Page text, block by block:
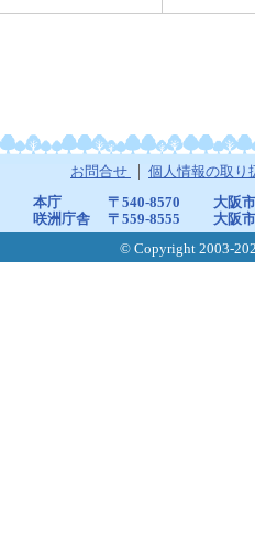
お問合せ 個人情報の取り
本庁 〒540-8570
大阪
咲洲庁舎
〒559-8555
大阪
© Copyright 2003-